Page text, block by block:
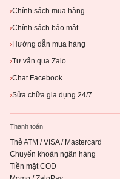
›Chính sách mua hàng
›Chính sách bảo mật
› Hướng dẫn mua hàng
›Tư vấn qua Zalo
›Chat Facebook
›Sửa chữa gia dụng 24/7
Thanh toán
Thẻ ATM / VISA / Mastercard
Chuyển khoản ngân hàng
Tiền mặt COD